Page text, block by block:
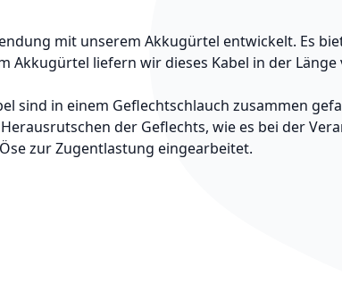
mit unserem Akkugürtel entwickelt. Es
liefern wir dieses Kabel in der
sind in einem Geflechtschlauch zusammen
der Geflechts, wie es bei der
zur Zugentlastung eingearbeitet.